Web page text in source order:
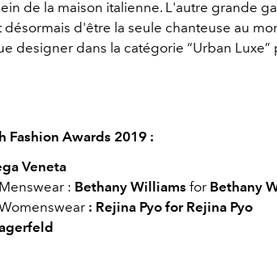
de la maison italienne. L'autre grande
désormais d'être la seule chanteuse au
designer dans la catégorie “Urban Luxe”
Fashion Awards 2019 :
Veneta
: Bethany Williams for Bethany
: Rejina Pyo for Rejina Pyo